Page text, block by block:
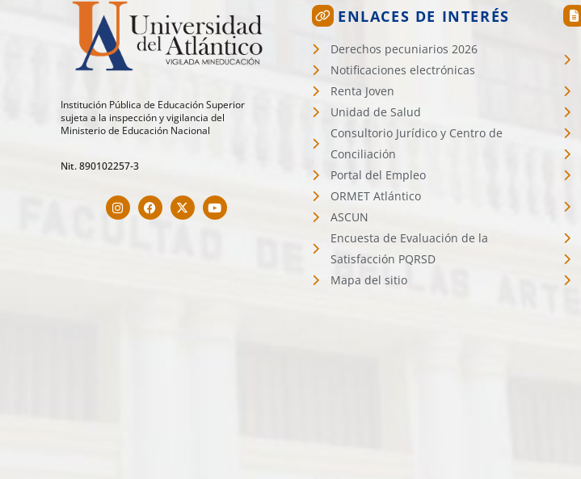
Institución Pública de Educación Superior
sujeta a la inspección y vigilancia del
Ministerio de Educación Nacional
Nit. 890102257-3
ENLACES DE INTERÉS
Derechos pecuniarios 2026
Notificaciones electrónicas
Renta Joven
Unidad de Salud
Consultorio Jurídico y Centro de
Conciliación
Portal del Empleo
ORMET Atlántico
ASCUN
Encuesta de Evaluación de la
Satisfacción PQRSD
Mapa del sitio